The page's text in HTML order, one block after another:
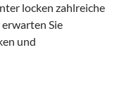
locken zahlreiche
Sie
und